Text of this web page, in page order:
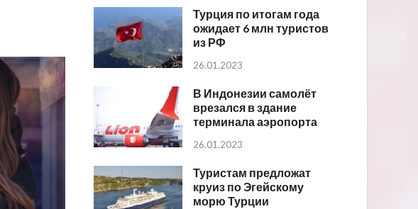
Турция по итогам года
ожидает 6 млн туристов
из РФ
26.01.2023
В Индонезии самолёт
врезался в здание
терминала аэропорта
26.01.2023
Туристам предложат
круиз по Эгейскому
морю Турции